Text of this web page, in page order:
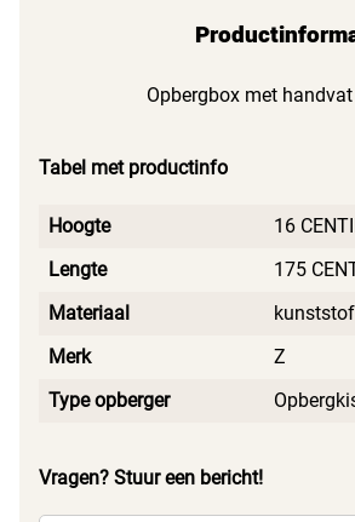
Opbergbox met
Tabel met productinfo
Hoogte
16
Lengte
175
Materiaal
kunststof
Merk
Z
Type opberger
Vragen? Stuur een bericht!